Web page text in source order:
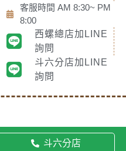
客服時間 AM 8:30~ PM
8:00
西螺總店加LINE
詢問
斗六分店加LINE
詢問
斗六分店